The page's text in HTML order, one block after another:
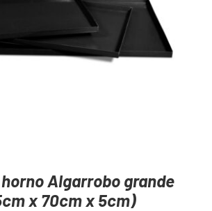
Algarrobo grande
x 70cm x 5cm)